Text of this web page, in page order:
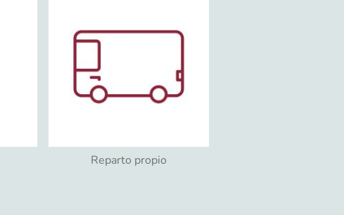
Reparto propio